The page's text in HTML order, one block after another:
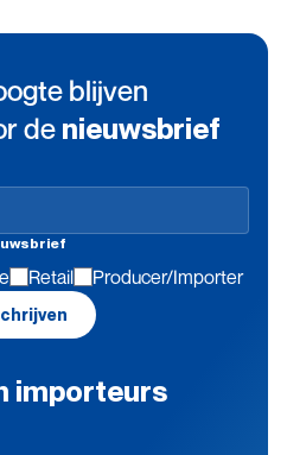
blijven
de nieuwsbrief
Retail Producer/Importer
importeurs